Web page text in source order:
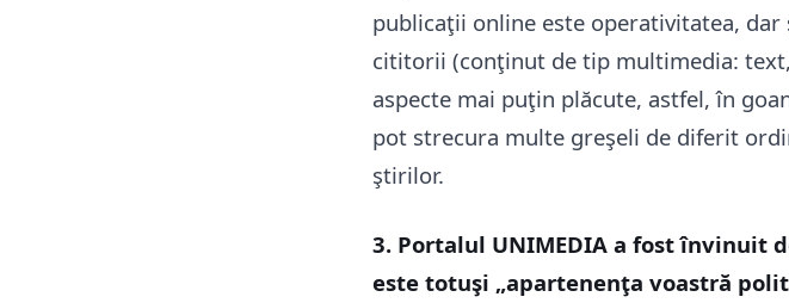
publicaţii online este operativitatea,
cititorii (conţinut de tip multimedia:
aspecte mai puţin plăcute, astfel, în
pot strecura multe greşeli de diferit
ştirilor.
3. Portalul UNIMEDIA a fost învinuit
este totuşi „apartenenţa voastră